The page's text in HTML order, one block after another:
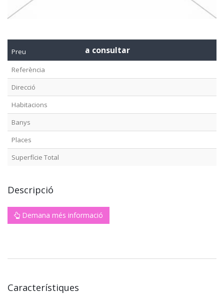
Preu a consultar
Referència
Direcció
Habitacions
Banys
Places
Superfície Total
Descripció
Demana més informació
Característiques